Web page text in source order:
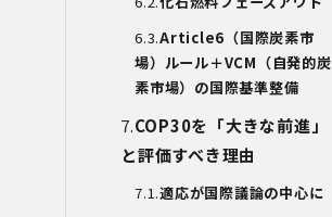
講じます。
また、個人データの漏えい、滅失又は毀
損の防止その他の個人データの保護のた
め、個人データを適切かつ安全に管理し
ます。
め、以下の安全管理措置を実施します。
(1)組織的安全管理措置
Article6 （国際炭素市
場）ルール＋VCM （自発的炭
素市場）の国際基準整備
COP30を「大きな前進」
と評価すべき理由
適応が国際議論の中心に